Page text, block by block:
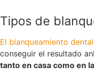
Tipos de
El blanqueamiento dental
conseguir el resultado
tanto en casa como en